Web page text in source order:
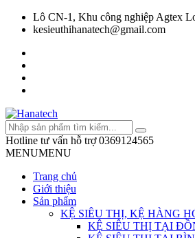
Lô CN-1, Khu công nghiệp Agtex
kesieuthihanatech@gmail.com
Hotline tư vấn hỗ trợ 0369124565
MENUMENU
Trang chủ
Giới thiệu
Sản phẩm
KỆ SIÊU THỊ, KỆ HÀNG
KỆ SIÊU THỊ TẠI